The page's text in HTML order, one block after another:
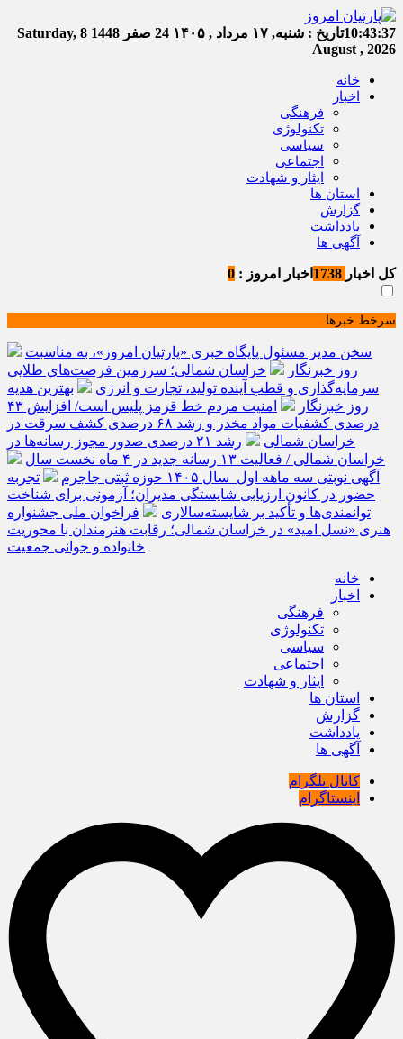
10:43:37تاریخ : شنبه, ۱۷ مرداد , ۱۴۰۵ 24 صفر 1448
Saturday, 8
August , 2026
خانه
اخبار
فرهنگی
تکنولوژی
سیاسی
اجتماعی
ایثار و شهادت
استان ها
گزارش
یادداشت
آگهی ها
کل اخبار اخبار امروز : 0
سرخط خبرها
سخن مدیر مسئول پایگاه خبری «پارتیان امروز»، به مناسبت
روز خبرنگار
خراسان شمالی؛ سرزمین فرصت‌های طلایی
سرمایه‌گذاری و قطب آینده تولید، تجارت و انرژی
بهترین هدیه
روز خبرنگار
امنیت مردم خط قرمز پلیس است/ افزایش ۴۳
درصدی کشفیات مواد مخدر و رشد ۶۸ درصدی کشف سرقت در
خراسان شمالی
رشد ۲۱ درصدی صدور مجوز رسانه‌ها در
خراسان شمالی / فعالیت ۱۳ رسانه جدید در ۴ ماه نخست سال
آگهی نوبتی سه ماهه اول سال ۱۴۰۵ حوزه ثبتی جاجرم
تجربه
حضور در کانون ارزیابی شایستگی مدیران؛ آزمونی برای شناخت
توانمندی‌ها و تأکید بر شایسته‌سالاری
فراخوان ملی جشنواره
هنری «نسل امید» در خراسان شمالی؛ رقابت هنرمندان با محوریت
خانواده و جوانی جمعیت
خانه
اخبار
فرهنگی
تکنولوژی
سیاسی
اجتماعی
ایثار و شهادت
استان ها
گزارش
یادداشت
آگهی ها
کانال تلگرام
اینستاگرام